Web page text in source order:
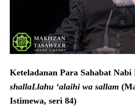
Keteladanan Para Sahabat
shallaLlahu ‘alaihi wa sallam
Istimewa, seri 84)